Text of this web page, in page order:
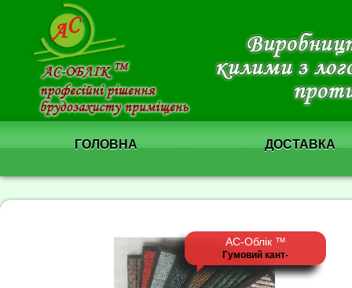
ГОЛОВНА ДОСТАВКА
АС-Облік ™
Гумовий кант-
обрамлення тип 1,
високий